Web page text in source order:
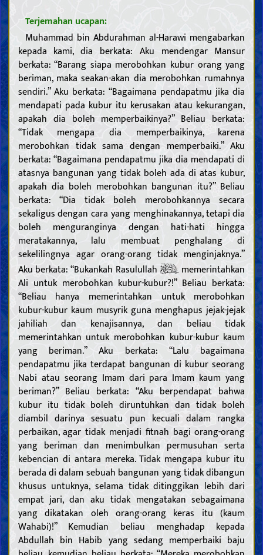
Terjemahan ucapan:
Muhammad bin Abdurahman al-Harawi mengabarkan
kepada kami, dia berkata: Aku mendengar Mansur
berkata: “Barang siapa merobohkan kubur orang yang
beriman, maka seakan-akan dia merobohkan rumahnya
sendiri.” Aku berkata: “Bagaimana pendapatmu jika dia
mendapati pada kubur itu kerusakan atau kekurangan,
apakah dia boleh memperbaikinya?” Beliau berkata:
“Tidak mengapa dia memperbaikinya, karena
merobohkan tidak sama dengan memperbaiki.” Aku
berkata: “Bagaimana pendapatmu jika dia mendapati di
atasnya bangunan yang tidak boleh ada di atas kubur,
apakah dia boleh merobohkan bangunan itu?” Beliau
berkata: “Dia tidak boleh merobohkannya secara
sekaligus dengan cara yang menghinakannya, tetapi dia
boleh menguranginya dengan hati-hati hingga
meratakannya, lalu membuat penghalang di
sekelilingnya agar orang-orang tidak menginjaknya.”
Aku berkata: “Bukankah Rasulullah
memerintahkan
Ali untuk merobohkan kubur-kubur?!” Beliau berkata:
“Beliau hanya memerintahkan untuk merobohkan
kubur-kubur kaum musyrik guna menghapus jejak-jejak
jahiliah dan kenajisannya, dan beliau tidak
memerintahkan untuk merobohkan kubur-kubur kaum
yang beriman.” Aku berkata: “Lalu bagaimana
pendapatmu jika terdapat bangunan di kubur seorang
Nabi atau seorang Imam dari para Imam kaum yang
beriman?” Beliau berkata: “Aku berpendapat bahwa
kubur itu tidak boleh diruntuhkan dan tidak boleh
diambil darinya sesuatu pun kecuali dalam rangka
perbaikan, agar tidak menjadi fitnah bagi orang-orang
yang beriman dan menimbulkan permusuhan serta
kebencian di antara mereka. Tidak mengapa kubur itu
berada di dalam sebuah bangunan yang tidak dibangun
khusus untuknya, selama tidak ditinggikan lebih dari
empat jari, dan aku tidak mengatakan sebagaimana
yang dikatakan oleh orang-orang keras itu (kaum
Wahabi)!” Kemudian beliau menghadap kepada
Abdullah bin Habib yang sedang memperbaiki baju